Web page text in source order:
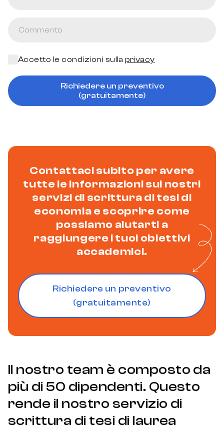
Accetto le condizioni sullaprivacy
Richiedere un preventivo
(gratuitamente)
Contattaci subito per avere
tutte le informazioni sui nostri
servizi di scrittura di tesi di
economia e scoprire come
possiamo aiutarti a
raggiungere i tuoi obiettivi
accademici.
Richiedere un preventivo
(gratuitamente)
Il nostro team è composto da
più di 50 dipendenti. Questo
rende il nostro servizio di
scrittura di tesi di laurea